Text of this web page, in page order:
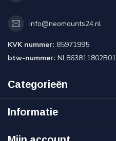
info@neomounts24.nl
KVK nummer: 85971995
btw-nummer: NL863811802B01
Categorieën
Informatie